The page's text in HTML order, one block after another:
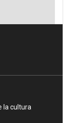
la cultura